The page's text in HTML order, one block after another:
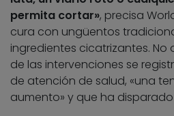
permita cortar», precisa
cura con ungüentos
ingredientes cicatrizantes. No
de las intervenciones se
de atención de salud, «una
aumento» y que ha